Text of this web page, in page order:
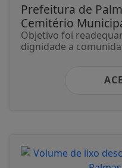
Prefeitura de
Cemitério
Objetivo foi
dignidade a